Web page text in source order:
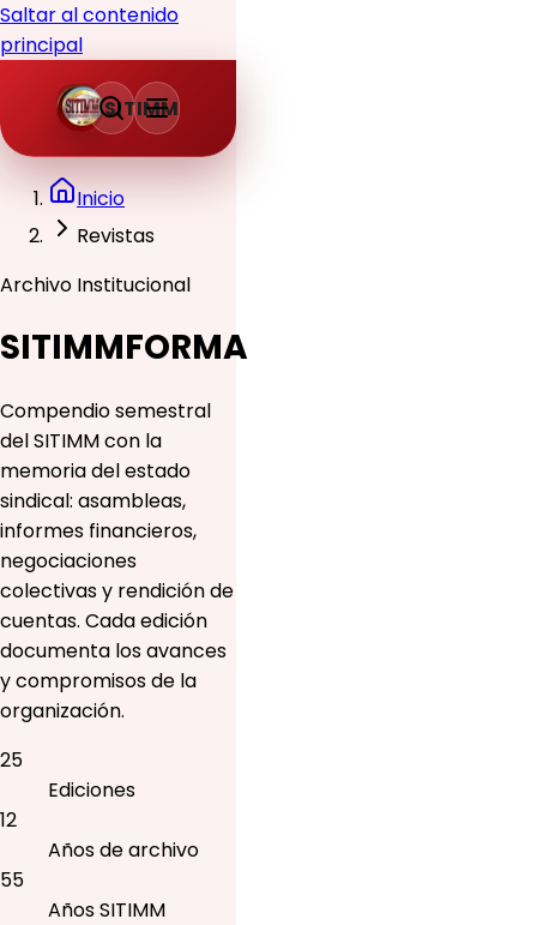
Saltar al contenido
principal
SITIMM
Inicio
Revistas
Archivo Institucional
SITIMMFORMA
Compendio semestral
del SITIMM con la
memoria del estado
sindical: asambleas,
informes financieros,
negociaciones
colectivas y rendición de
cuentas. Cada edición
documenta los avances
y compromisos de la
organización.
25
Ediciones
12
Años de archivo
55
Años SITIMM